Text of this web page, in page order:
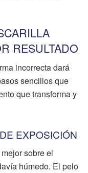
RESULTADO
incorrecta dará
sencillos que
que transforma y
EXPOSICIÓN
sobre el
húmedo. El pelo